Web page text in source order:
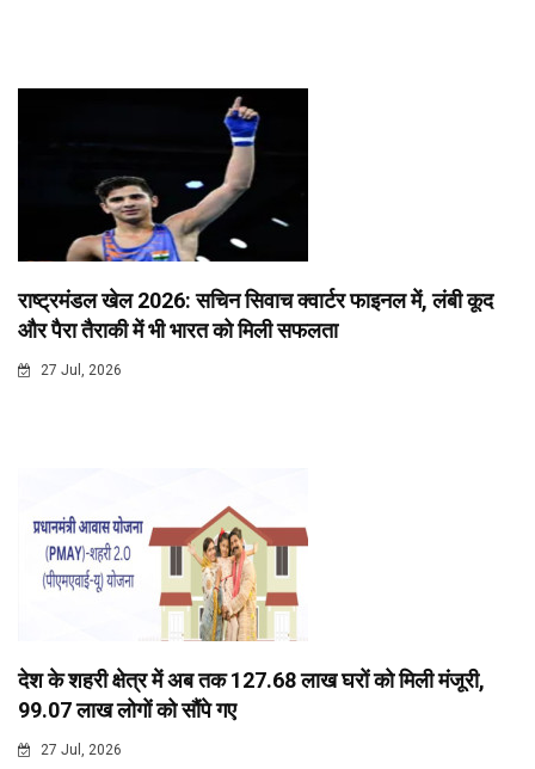
राष्ट्रमंडल खेल 2026: सचिन सिवाच क्वार्टर फाइनल में, लंबी कूद
और पैरा तैराकी में भी भारत को मिली सफलता
27 Jul, 2026
देश के शहरी क्षेत्र में अब तक 127.68 लाख घरों को मिली मंजूरी,
99.07 लाख लोगों को सौंपे गए
27 Jul, 2026